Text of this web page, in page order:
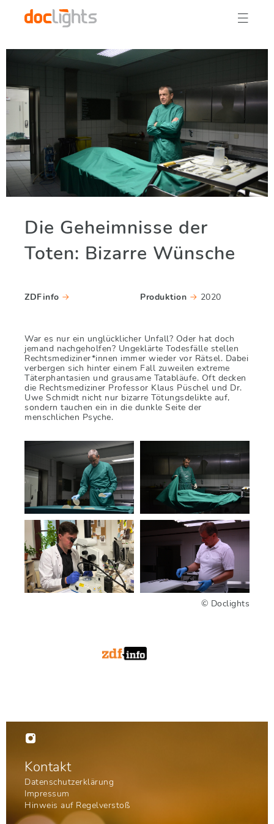

Die Geheimnisse der
Toten: Bizarre Wünsche
ZDFinfo → Produktion → 2020
War es nur ein unglücklicher Unfall? Oder hat doch
jemand nachgeholfen? Ungeklärte Todesfälle stellen
Rechtsmediziner*innen immer wieder vor Rätsel. Dabei
verbergen sich hinter einem Fall zuweilen extreme
Täterphantasien und grausame Tatabläufe. Oft decken
die Rechtsmediziner Professor Klaus Püschel und Dr.
Uwe Schmidt nicht nur bizarre Tötungsdelikte auf,
sondern tauchen ein in die dunkle Seite der
menschlichen Psyche.
© Doclights

Kontakt
Datenschutzerklärung
Impressum
Hinweis auf Regelverstoß